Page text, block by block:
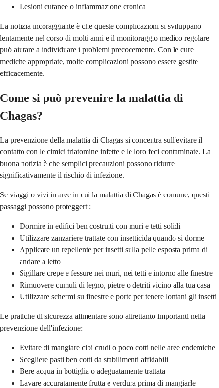
Lesioni cutanee o infiammazione cronica
La notizia incoraggiante è che queste complicazioni si sviluppano
lentamente nel corso di molti anni e il monitoraggio medico regolare
può aiutare a individuare i problemi precocemente. Con le cure
mediche appropriate, molte complicazioni possono essere gestite
efficacemente.
Come si può prevenire la malattia di
Chagas?
La prevenzione della malattia di Chagas si concentra sull'evitare il
contatto con le cimici triatomine infette e le loro feci contaminate. La
buona notizia è che semplici precauzioni possono ridurre
significativamente il rischio di infezione.
Se viaggi o vivi in aree in cui la malattia di Chagas è comune, questi
passaggi possono proteggerti:
Dormire in edifici ben costruiti con muri e tetti solidi
Utilizzare zanzariere trattate con insetticida quando si dorme
Applicare un repellente per insetti sulla pelle esposta prima di
andare a letto
Sigillare crepe e fessure nei muri, nei tetti e intorno alle finestre
Rimuovere cumuli di legno, pietre o detriti vicino alla tua casa
Utilizzare schermi su finestre e porte per tenere lontani gli insetti
Le pratiche di sicurezza alimentare sono altrettanto importanti nella
prevenzione dell'infezione:
Evitare di mangiare cibi crudi o poco cotti nelle aree endemiche
Scegliere pasti ben cotti da stabilimenti affidabili
Bere acqua in bottiglia o adeguatamente trattata
Lavare accuratamente frutta e verdura prima di mangiarle